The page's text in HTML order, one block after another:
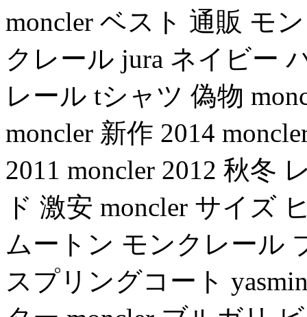
moncler ベスト 通販 モ
クレール jura ネイビー
レール tシャツ 偽物
moncler 新作 2014
2011 moncler 2012 秋冬
ド 激安 moncler サイズ
ムートン モンクレール
スプリングコート